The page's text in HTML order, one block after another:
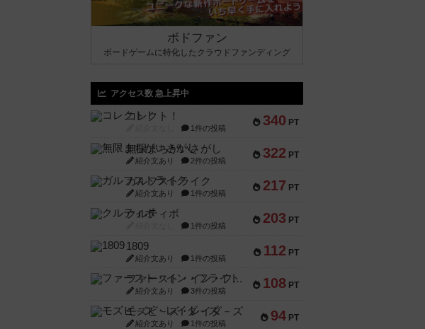
ボドファン
ボードゲームに特化したクラウドファンディング
アクセス数 急上昇中
340 PT
コレクト！
1件の投稿
322 PT
無限まちがいさがし
紹介文あり 2件の投稿
217 PT
ガルフストライク
紹介文あり 1件の投稿
203 PT
クルティボ
1件の投稿
112 PT
1809
紹介文あり 1件の投稿
108 PT
ファースト・イン・フライト
紹介文あり 3件の投稿
94 PT
モズビ－ズ・レイダ－ズ
紹介文あり 1件の投稿